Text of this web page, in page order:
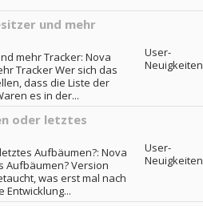
und mehr
mehr Tracker: Nova
Tracker Wer sich das
dass die Liste der
es in der...
User-
Neuigkeiten
oder letztes
Aufbäumen?: Nova
Aufbäumen? Version
was erst mal nach
Entwicklung...
User-
Neuigkeiten